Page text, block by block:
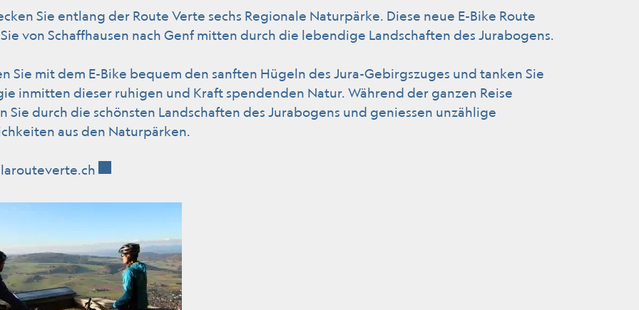
Sie entlang der Route Verte sechs Regionale Naturpärke. Diese neue E-Bike Route
von Schaffhausen nach Genf mitten durch die lebendige Landschaften des Jurabogens.
Sie mit dem E-Bike bequem den sanften Hügeln des Jura-Gebirgszuges und tanken Sie
inmitten dieser ruhigen und Kraft spendenden Natur. Während der ganzen Reise
Sie durch die schönsten Landschaften des Jurabogens und geniessen unzählige
aus den Naturpärken.